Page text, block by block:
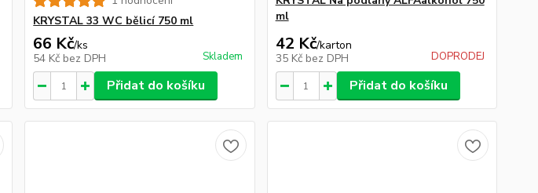
KRYSTAL 33 WC bělicí 750 ml
66 Kč/ks
54 Kč bez DPH Skladem
Přidat do košíku
ml
42 Kč/karton
35 Kč bez DPH DOPRODEJ
Přidat do košíku